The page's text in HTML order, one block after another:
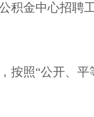
积金中心招聘
按照“公开、